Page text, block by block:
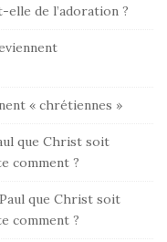
de l’adoration ?
« chrétiennes »
que Christ soit
comment ?
que Christ soit
comment ?